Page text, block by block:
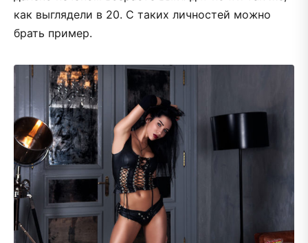
как выглядели в 20. С таких личностей можно
брать пример.